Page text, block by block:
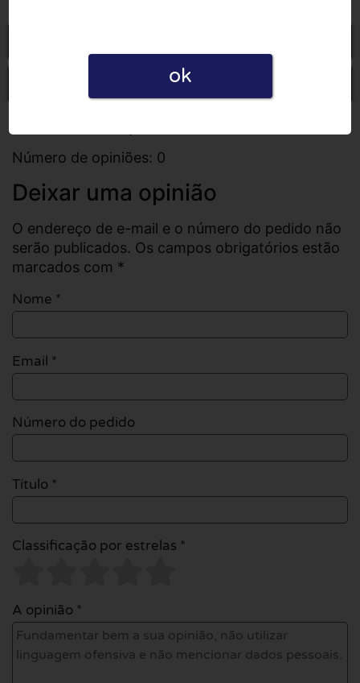
Escrever uma opinião
Número de opiniões: 0
Deixar uma opinião
O endereço de e-mail e o número do pedido não
serão publicados. Os campos obrigatórios estão
marcados com *
Nome *
Email *
Número do pedido
Título *
Classificação por estrelas *
A opinião *
ok